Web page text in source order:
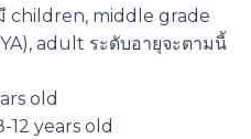
children, middle grade
adult ระดับอายุจะตามนี้
old
years old